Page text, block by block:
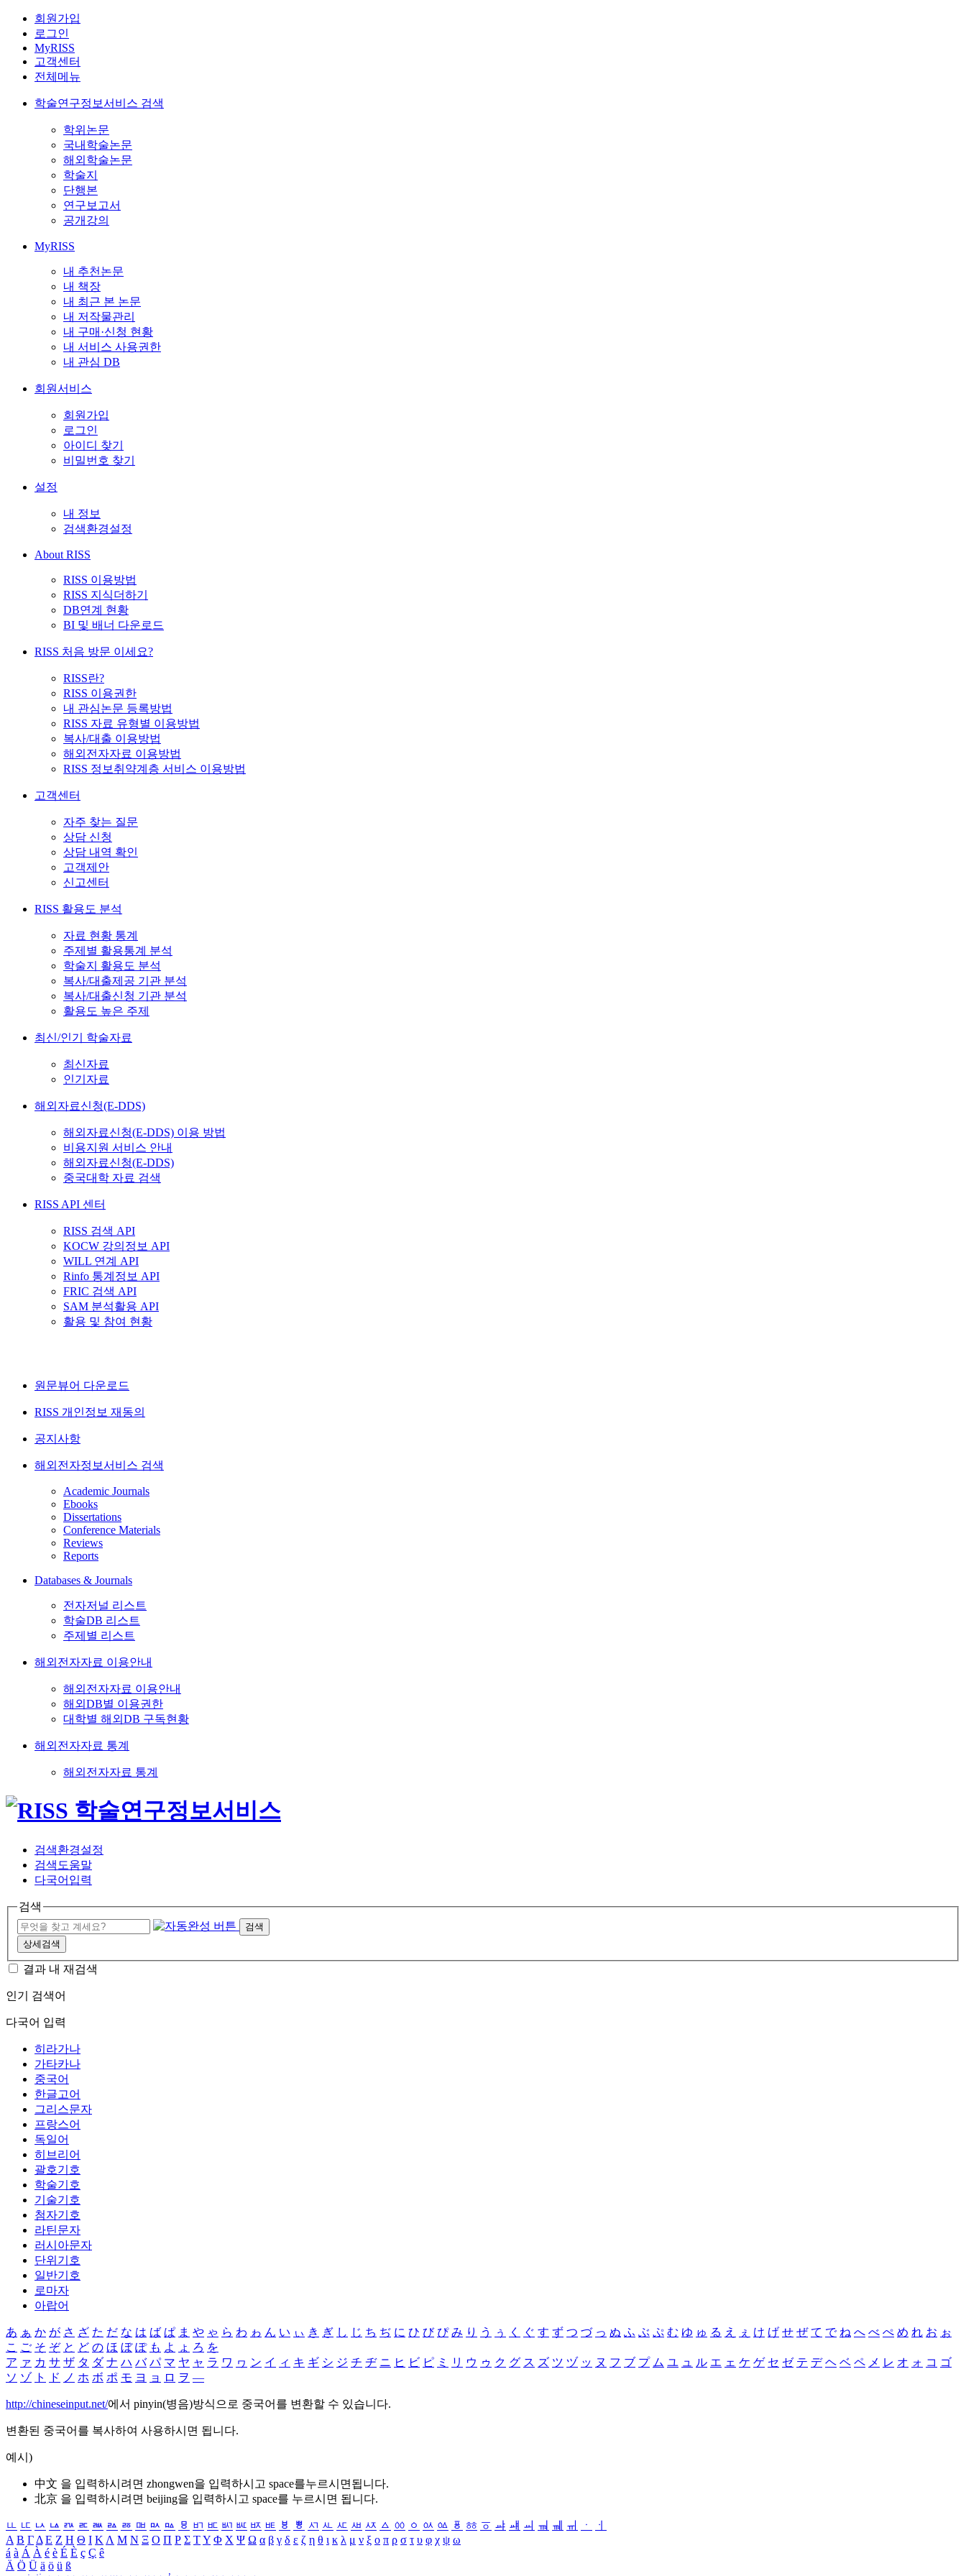
회원가입
로그인
MyRISS
고객센터
전체메뉴
학술연구정보서비스 검색
학위논문
국내학술논문
해외학술논문
학술지
단행본
연구보고서
공개강의
MyRISS
내 추천논문
내 책장
내 최근 본 논문
내 저작물관리
내 구매·신청 현황
내 서비스 사용권한
내 관심 DB
회원서비스
회원가입
로그인
아이디 찾기
비밀번호 찾기
설정
내 정보
검색환경설정
About RISS
RISS 이용방법
RISS 지식더하기
DB연계 현황
BI 및 배너 다운로드
RISS 처음 방문 이세요?
RISS란?
RISS 이용권한
내 관심논문 등록방법
RISS 자료 유형별 이용방법
복사/대출 이용방법
해외전자자료 이용방법
RISS 정보취약계층 서비스 이용방법
고객센터
자주 찾는 질문
상담 신청
상담 내역 확인
고객제안
신고센터
RISS 활용도 분석
자료 현황 통계
주제별 활용통계 분석
학술지 활용도 분석
복사/대출제공 기관 분석
복사/대출신청 기관 분석
활용도 높은 주제
최신/인기 학술자료
최신자료
인기자료
해외자료신청(E-DDS)
해외자료신청(E-DDS) 이용 방법
비용지원 서비스 안내
해외자료신청(E-DDS)
중국대학 자료 검색
RISS API 센터
RISS 검색 API
KOCW 강의정보 API
WILL 연계 API
Rinfo 통계정보 API
FRIC 검색 API
SAM 분석활용 API
활용 및 참여 현황
원문뷰어 다운로드
RISS 개인정보 재동의
공지사항
해외전자정보서비스 검색
Academic Journals
Ebooks
Dissertations
Conference Materials
Reviews
Reports
Databases & Journals
전자저널 리스트
학술DB 리스트
주제별 리스트
해외전자자료 이용안내
해외전자자료 이용안내
해외DB별 이용권한
대학별 해외DB 구독현황
해외전자자료 통계
해외전자자료 통계
검색환경설정
검색도움말
다국어입력
검색
검색
상세검색
결과 내 재검색
인기 검색어
다국어 입력
히라가나
가타카나
중국어
한글고어
그리스문자
프랑스어
독일어
히브리어
괄호기호
학술기호
기술기호
첨자기호
라틴문자
러시아문자
단위기호
일반기호
로마자
아랍어
あ ぁ か が さ ざ た だ な は ば ぱ ま や ゃ ら わ ゎ ん い ぃ き ぎ し じ ち ぢ に ひ び ぴ み り う ぅ く ぐ す ず つ づ っ ぬ ふ ぶ ぷ む ゆ ゅ る え ぇ け げ せ ぜ て で ね へ べ ぺ め れ お ぉ
こ ご そ ぞ と ど の ほ ぼ ぽ も よ ょ ろ を
ア ァ カ サ ザ タ ダ ナ ハ バ パ マ ヤ ャ ラ ワ ヮ ン イ ィ キ ギ シ ジ チ ヂ ニ ヒ ビ ピ ミ リ ウ ゥ ク グ ス ズ ツ ヅ ッ ヌ フ ブ プ ム ユ ュ ル エ ェ ケ ゲ セ ゼ テ デ ヘ ベ ペ メ レ オ ォ コ ゴ
ソ ゾ ト ド ノ ホ ボ ポ モ ヨ ョ ロ ヲ ―
http://chineseinput.net/에서 pinyin(병음)방식으로 중국어를 변환할 수 있습니다.
변환된 중국어를 복사하여 사용하시면 됩니다.
예시)
中文 을 입력하시려면 zhongwen을 입력하시고 space를누르시면됩니다.
北京 을 입력하시려면 beijing을 입력하시고 space를 누르시면 됩니다.
ㅥ ㅦ ㅧ ㅨ ㅩ ㅪ ㅫ ㅬ ㅭ ㅮ ㅯ ㅰ ㅱ ㅲ ㅳ ㅴ ㅵ ㅶ ㅷ ㅸ ㅹ ㅺ ㅻ ㅼ ㅽ ㅾ ㅿ ㆀ ㆁ ㆂ ㆃ ㆄ ㆅ ㆆ ㆇ ㆈ ㆉ ㆊ ㆋ ㆌ ㆍ
ㆎ
Α Β ΓΔ Ε Ζ Η Θ Ι ΚΛ Μ Ν Ξ Ο Π Ρ Σ ΤΥ Φ Χ Ψ Ω α β γ δ ε ζ η θ ι κ λ μ ν ξ ο π ρ σ τ υ φ χ ψ ω
á à Á À é è É È ç Ç ê
Ä Ö Ü ä ö ü ß